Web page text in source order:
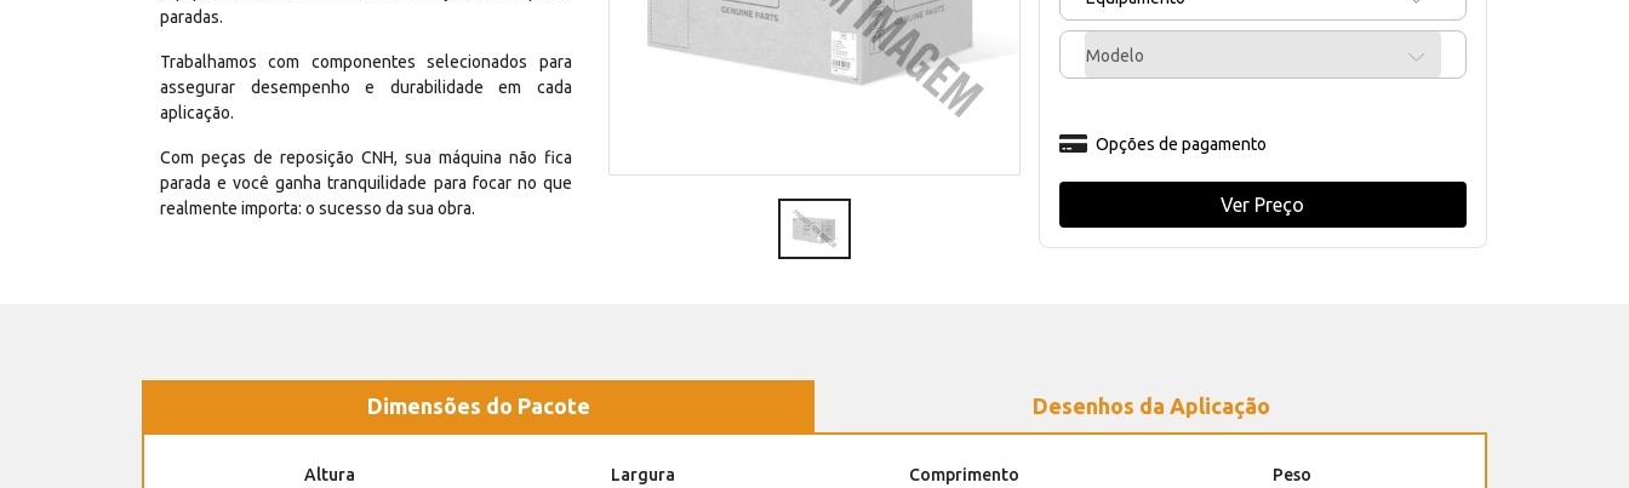
paradas.
Trabalhamos com componentes selecionados para
assegurar desempenho e durabilidade em cada
aplicação.
Com peças de reposição CNH, sua máquina não fica
parada e você ganha tranquilidade para focar no que
realmente importa: o sucesso da sua obra.
Modelo
Opções de pagamento
Ver Preço
Dimensões do Pacote Desenhos da Aplicação
Altura Largura Comprimento Peso